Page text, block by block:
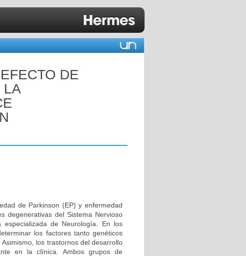
DE
LA
de Parkinson (EP) y enfermedad
degenerativas del Sistema Nervioso
de Neurología. En los
los factores tanto genéticos
los trastornos del desarrollo
en la clínica. Ambos grupos de